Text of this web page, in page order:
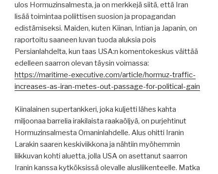
ulos Hormuzinsalmesta, ja on merkkejä siitä, että Iran
lisää toimintaa poliittisen suosion ja propagandan
edistämiseksi. Maiden, kuten Kiinan, Intian ja Japanin, on
raportoitu saaneen luvan tuoda aluksia pois
Persianlahdelta, kun taas USA:n komentokeskus väittää
edelleen saarron olevan täysin voimassa:
https://maritime-executive.com/article/hormuz-traffic-
increases-as-iran-metes-out-passage-for-political-gain
Kiinalainen supertankkeri, joka kuljetti lähes kahta
miljoonaa barrelia irakilaista raakaöljyä, on purjehtinut
Hormuzinsalmesta Omaninlahdelle. Alus ohitti Iranin
Larakin saaren keskiviikkona ja nähtiin myöhemmin
liikkuvan kohti aluetta, jolla USA on asettanut saarron
Iranin kanssa kytköksissä olevalle alusliikenteelle. Matka